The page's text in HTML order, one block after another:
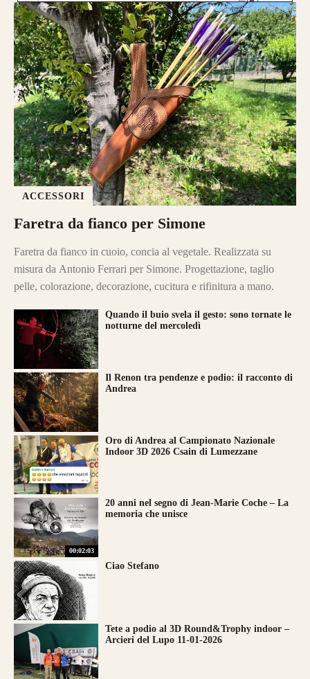
ACCESSORI
Faretra da fianco per Simone
Faretra da fianco in cuoio, concia al vegetale. Realizzata su
misura da Antonio Ferrari per Simone. Progettazione, taglio
pelle, colorazione, decorazione, cucitura e rifinitura a mano.
Quando il buio svela il gesto: sono tornate le
notturne del mercoledì
Il Renon tra pendenze e podio: il racconto di
Andrea
Oro di Andrea al Campionato Nazionale
Indoor 3D 2026 Csain di Lumezzane
00:02:03
20 anni nel segno di Jean-Marie Coche – La
memoria che unisce
Ciao Stefano
Tete a podio al 3D Round&Trophy indoor –
Arcieri del Lupo 11-01-2026